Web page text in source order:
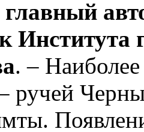
главный
. –
ручей